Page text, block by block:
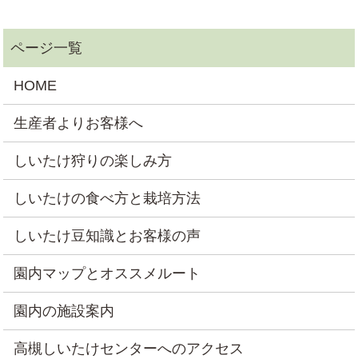
HOME
生産者よりお客様へ
しいたけ狩りの楽しみ方
しいたけの食べ方と栽培方法
しいたけ豆知識とお客様の声
園内マップとオススメルート
園内の施設案内
高槻しいたけセンターへのアクセス